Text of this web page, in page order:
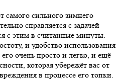
самого сильного зимнего
справляется с задачей
с этим в считанные минуты.
и удобство использования
очень просто и легко, и ещё
которая убережёт вас от
в процессе его топки.